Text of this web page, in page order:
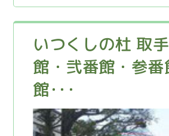
いつくしの杜 取
館・弐番館・参
館･･･